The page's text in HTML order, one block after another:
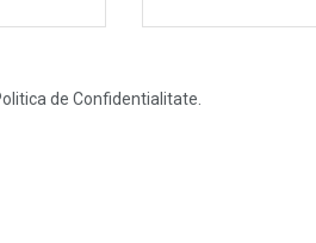
de Confidentialitate.